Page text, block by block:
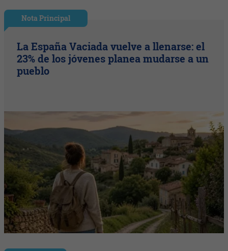
Nota Principal
La España Vaciada vuelve a llenarse: el
23% de los jóvenes planea mudarse a un
pueblo